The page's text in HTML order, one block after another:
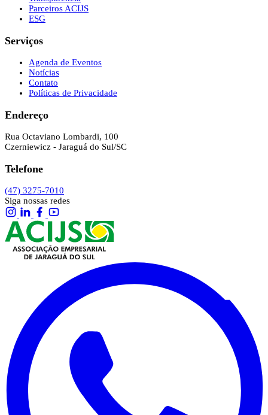
Parceiros ACIJS
ESG
Serviços
Agenda de Eventos
Notícias
Contato
Políticas de Privacidade
Endereço
Rua Octaviano Lombardi, 100
Czerniewicz - Jaraguá do Sul/SC
Telefone
(47) 3275-7010
Siga nossas redes